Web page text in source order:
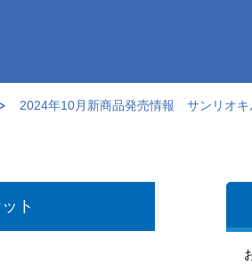
2024年10月新商品発売情報 サンリオ
ト